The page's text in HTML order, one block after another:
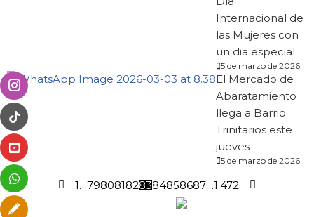
Internacional de
las Mujeres con
un dia especial
5 de marzo de 2026
El Mercado de
Abaratamiento
llega a Barrio
Trinitarios este
jueves
5 de marzo de 2026
1…798081828384858687…1.472